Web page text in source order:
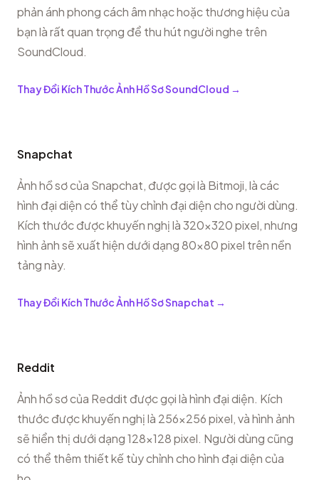
phản ánh phong cách âm nhạc hoặc thương hiệu của
bạn là rất quan trọng để thu hút người nghe trên
SoundCloud.
Thay Đổi Kích Thước Ảnh Hồ Sơ SoundCloud →
Snapchat
Ảnh hồ sơ của Snapchat, được gọi là Bitmoji, là các
hình đại diện có thể tùy chỉnh đại diện cho người dùng.
Kích thước được khuyến nghị là 320x320 pixel, nhưng
hình ảnh sẽ xuất hiện dưới dạng 80x80 pixel trên nền
tảng này.
Thay Đổi Kích Thước Ảnh Hồ Sơ Snapchat →
Reddit
Ảnh hồ sơ của Reddit được gọi là hình đại diện. Kích
thước được khuyến nghị là 256x256 pixel, và hình ảnh
sẽ hiển thị dưới dạng 128x128 pixel. Người dùng cũng
có thể thêm thiết kế tùy chỉnh cho hình đại diện của